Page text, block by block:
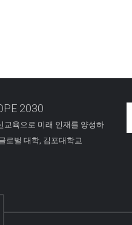
2030
교육으로 미래 인재를 양성하
로벌 대학, 김포대학교